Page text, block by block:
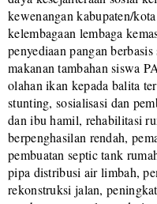
kewenangan kabupaten/
kelembagaan lembaga
penyediaan pangan
makanan tambahan siswa
olahan ikan kepada balita
stunting, sosialisasi dan
dan ibu hamil, rehabilitasi
berpenghasilan rendah,
pembuatan septic tank
pipa distribusi air limbah,
rekonstruksi jalan,